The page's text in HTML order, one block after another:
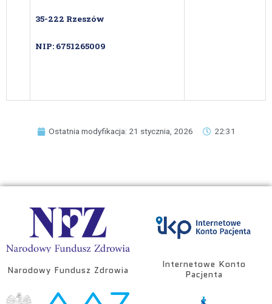
35-222 Rzeszów
NIP: 6751265009
Ostatnia modyfikacja: 21 stycznia, 2026 22:31
Narodowy Fundusz Zdrowia
Internetowe Konto
Pacjenta